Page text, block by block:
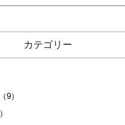
カテゴリー
9）